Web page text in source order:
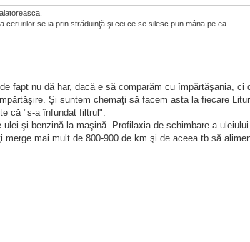
cerurilor se ia prin străduinţă şi cei ce se silesc pun mâna pe ea.
fapt nu dă har, dacă e să comparăm cu împărtăşania, ci
Şi suntem chemaţi să facem asta la fiecare
că "s-a înfundat filtrul".
şi benzină la maşină. Profilaxia de schimbare a
merge mai mult de 800-900 de km şi de aceea tb să